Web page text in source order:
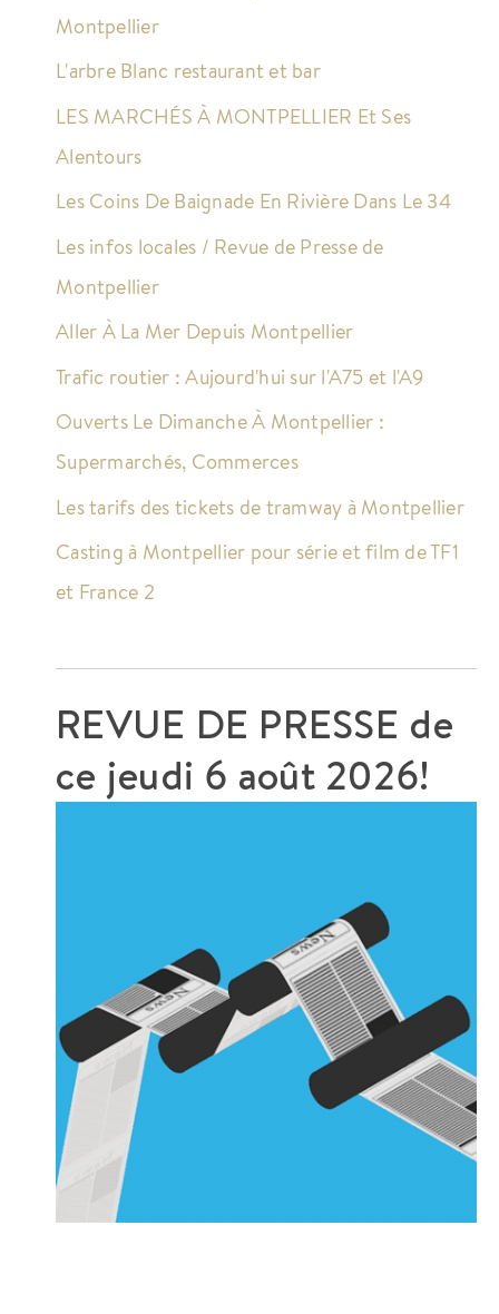
Montpellier
L'arbre Blanc restaurant et bar
LES MARCHÉS À MONTPELLIER Et Ses
Alentours
Les Coins De Baignade En Rivière Dans Le 34
Les infos locales / Revue de Presse de
Montpellier
Aller À La Mer Depuis Montpellier
Trafic routier : Aujourd'hui sur l'A75 et l'A9
Ouverts Le Dimanche À Montpellier :
Supermarchés, Commerces
Les tarifs des tickets de tramway à Montpellier
Casting à Montpellier pour série et film de TF1
et France 2
REVUE DE PRESSE de
ce jeudi 6 août 2026!